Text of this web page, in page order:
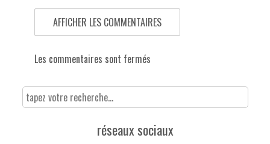
AFFICHER LES COMMENTAIRES
Les commentaires sont fermés
réseaux sociaux